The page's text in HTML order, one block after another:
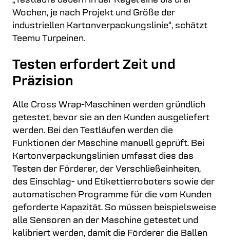
Wochen, je nach Projekt und Größe der
industriellen Kartonverpackungslinie“, schätzt
Teemu Turpeinen.
Testen erfordert Zeit und
Präzision
Alle Cross Wrap-Maschinen werden gründlich
getestet, bevor sie an den Kunden ausgeliefert
werden. Bei den Testläufen werden die
Funktionen der Maschine manuell geprüft. Bei
Kartonverpackungslinien umfasst dies das
Testen der Förderer, der Verschließeinheiten,
des Einschlag- und Etikettierroboters sowie der
automatischen Programme für die vom Kunden
geforderte Kapazität. So müssen beispielsweise
alle Sensoren an der Maschine getestet und
kalibriert werden, damit die Förderer die Ballen